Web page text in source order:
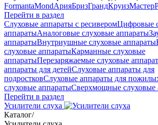
FormantaMondАрияБризГрандКруизМастер
Перейти в раздел
Слуховые аппараты с ресиверомЦифровые
аппаратыАналоговые слуховые аппараты
аппаратыВнутриушные слуховые аппараты
слуховые аппаратыКарманные слуховые
аппаратыПерезаряжаемые слуховые
аппараты для детейСлуховые аппараты для
подростковСлуховые аппараты для
слуховые аппаратыСверхмощные слуховые
Перейти в раздел
Усилители слуха
Каталог/